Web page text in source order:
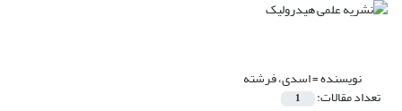
نویسنده =اسدی، فرشته
تعداد مقالات: 1